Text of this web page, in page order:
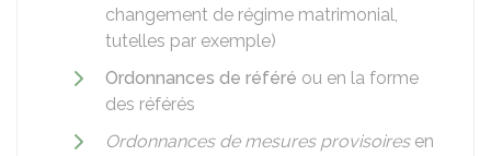
changement de régime matrimonial,
tutelles par exemple)
Ordonnances de référé ou en la forme
des référés
Ordonnances de mesures provisoiresen